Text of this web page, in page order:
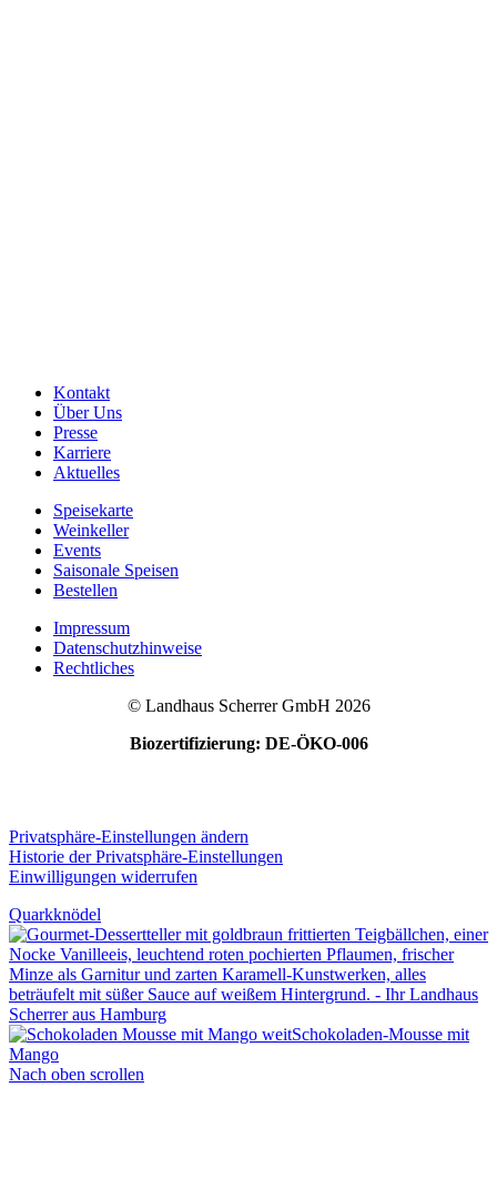
Kontakt
Über Uns
Presse
Karriere
Aktuelles
Speisekarte
Weinkeller
Events
Saisonale Speisen
Bestellen
Impressum
Datenschutzhinweise
Rechtliches
© Landhaus Scherrer GmbH 2026
Biozertifizierung: DE-ÖKO-006
Privatsphäre-Einstellungen ändern
Historie der Privatsphäre-Einstellungen
Einwilligungen widerrufen
Quarkknödel
Schokoladen-Mousse mit
Mango
Nach oben scrollen